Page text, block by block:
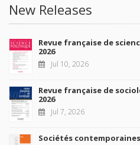
New Releases
Revue française de
2026
Jul 10, 2026
Revue française de
2026
Jul 7, 2026
Sociétés contemporaines